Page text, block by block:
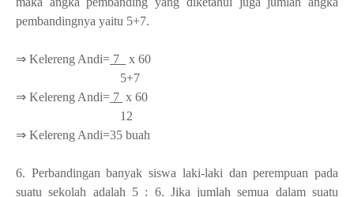
pembandingnya yaitu 5+7.
⇒ Kelereng Andi= 7
x 60
5+7
⇒ Kelereng Andi= 7 x 60
12
⇒ Kelereng Andi=35 buah
6. Perbandingan banyak siswa laki-laki dan perempuan pada
suatu sekolah adalah 5 : 6. Jika jumlah semua dalam suatu